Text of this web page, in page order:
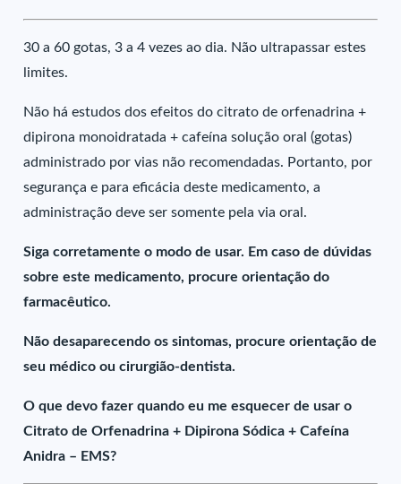
30 a 60 gotas, 3 a 4 vezes ao dia. Não ultrapassar estes
limites.
Não há estudos dos efeitos do citrato de orfenadrina +
dipirona monoidratada + cafeína solução oral (gotas)
administrado por vias não recomendadas. Portanto, por
segurança e para eficácia deste medicamento, a
administração deve ser somente pela via oral.
Siga corretamente o modo de usar. Em caso de dúvidas
sobre este medicamento, procure orientação do
farmacêutico.
Não desaparecendo os sintomas, procure orientação de
seu médico ou cirurgião-dentista.
O que devo fazer quando eu me esquecer de usar o
Citrato de Orfenadrina + Dipirona Sódica + Cafeína
Anidra – EMS?